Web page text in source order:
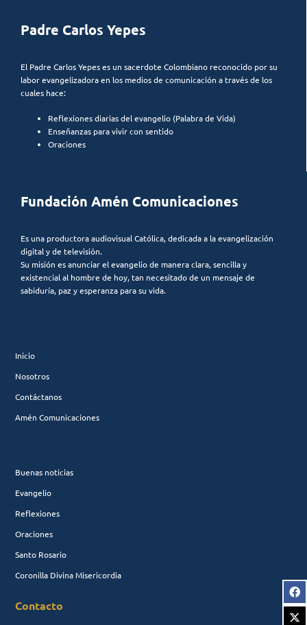
Padre Carlos Yepes
El Padre Carlos Yepes es un sacerdote Colombiano reconocido por su
labor evangelizadora en los medios de comunicación a través de los
cuales hace:
Reflexiones diarias del evangelio (Palabra de Vida)
Enseñanzas para vivir con sentido
Oraciones
Fundación Amén Comunicaciones
Es una productora audiovisual Católica, dedicada a la evangelización
digital y de televisión.
Su misión es anunciar el evangelio de manera clara, sencilla y
existencial al hombre de hoy, tan necesitado de un mensaje de
sabiduría, paz y esperanza para su vida.
Inicio
Nosotros
Contáctanos
Amén Comunicaciones
Buenas noticias
Evangelio
Reflexiones
Oraciones
Santo Rosario
Coronilla Divina Misericordia
Contacto